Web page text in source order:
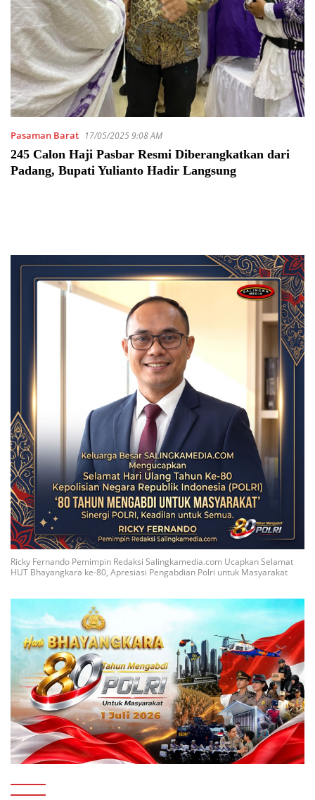
Pasaman Barat 17/05/2025 9:08 AM
245 Calon Haji Pasbar Resmi Diberangkatkan dari
Padang, Bupati Yulianto Hadir Langsung
Ricky Fernando Pemimpin Redaksi Salingkamedia.com Ucapkan Selamat
HUT Bhayangkara ke-80, Apresiasi Pengabdian Polri untuk Masyarakat